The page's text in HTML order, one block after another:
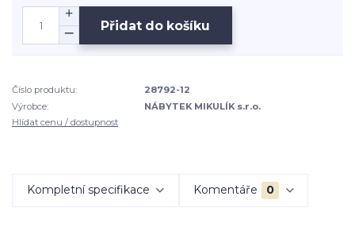
Přidat do košíku
Číslo produktu:
28792-12
Výrobce:
NÁBYTEK MIKULÍK s.r.o.
Hlídat cenu / dostupnost
Kompletní specifikace Komentáře 0